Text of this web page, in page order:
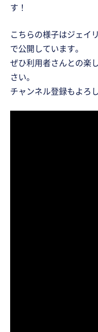
す！
こちらの様子はジェイ
で公開しています。
ぜひ利用者さんとの楽
さい。
チャンネル登録もよろ